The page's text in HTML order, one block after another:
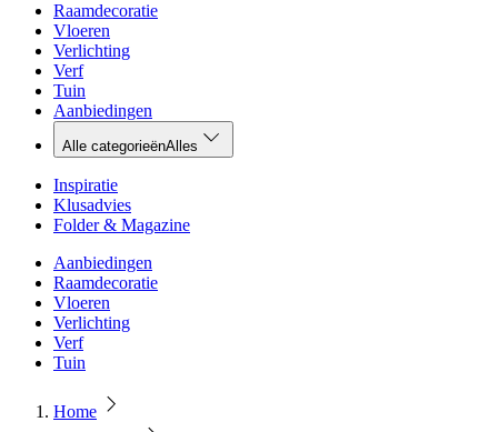
Raamdecoratie
Vloeren
Verlichting
Verf
Tuin
Aanbiedingen
Alle categorieënAlles
Inspiratie
Klusadvies
Folder & Magazine
Aanbiedingen
Raamdecoratie
Vloeren
Verlichting
Verf
Tuin
Home